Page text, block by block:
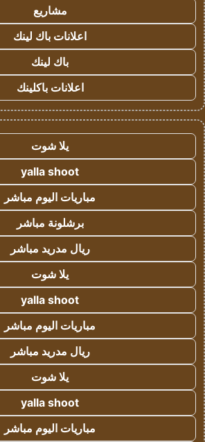
مشاريع
اعلانات باك لينك
باك لينك
اعلانات باكلينك
يلا شوت
yalla shoot
مباريات اليوم مباشر
برشلونة مباشر
ريال مدريد مباشر
يلا شوت
yalla shoot
مباريات اليوم مباشر
ريال مدريد مباشر
يلا شوت
yalla shoot
مباريات اليوم مباشر